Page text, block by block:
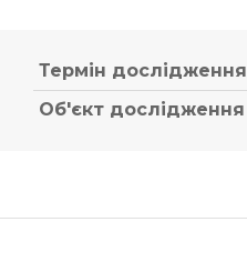
Термін дослідження
Об'єкт дослідження